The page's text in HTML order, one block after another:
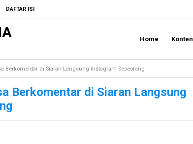
DAFTAR ISI
Home Konten
Berkomentar di Siaran Langsung Instagram Seseorang
Berkomentar di Siaran Langsung